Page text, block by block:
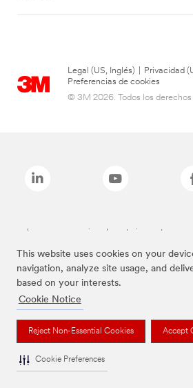
This website uses cookies on your
navigation, analyze site usage, and
based on your interests.
Cookie Notice
Reject Non-Essential Cookies Accept
Cookie Preferences
Legal (US, Inglés) Privacidad
Preferencias de cookies
© 3M 2026. Todos los derechos
Las marcas mencionadas anteriormente son